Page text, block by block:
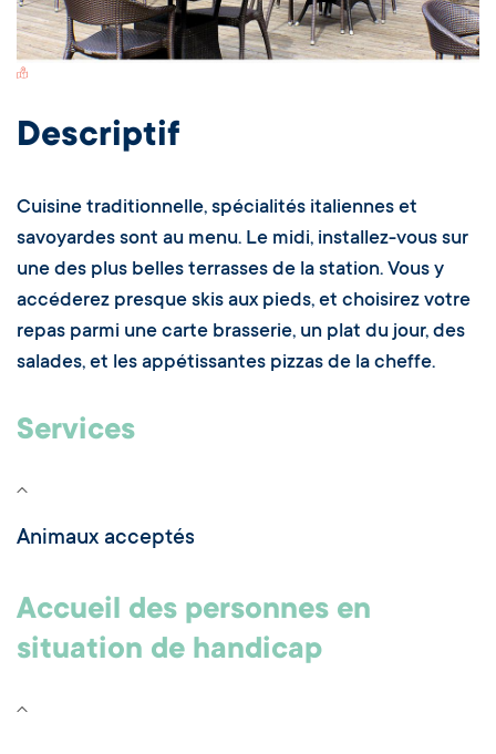
Switch Carte/Photos
Descriptif
Cuisine traditionnelle, spécialités italiennes et
savoyardes sont au menu. Le midi, installez-vous sur
une des plus belles terrasses de la station. Vous y
accéderez presque skis aux pieds, et choisirez votre
repas parmi une carte brasserie, un plat du jour, des
salades, et les appétissantes pizzas de la cheffe.
Services
Animaux acceptés
Accueil des personnes en
situation de handicap